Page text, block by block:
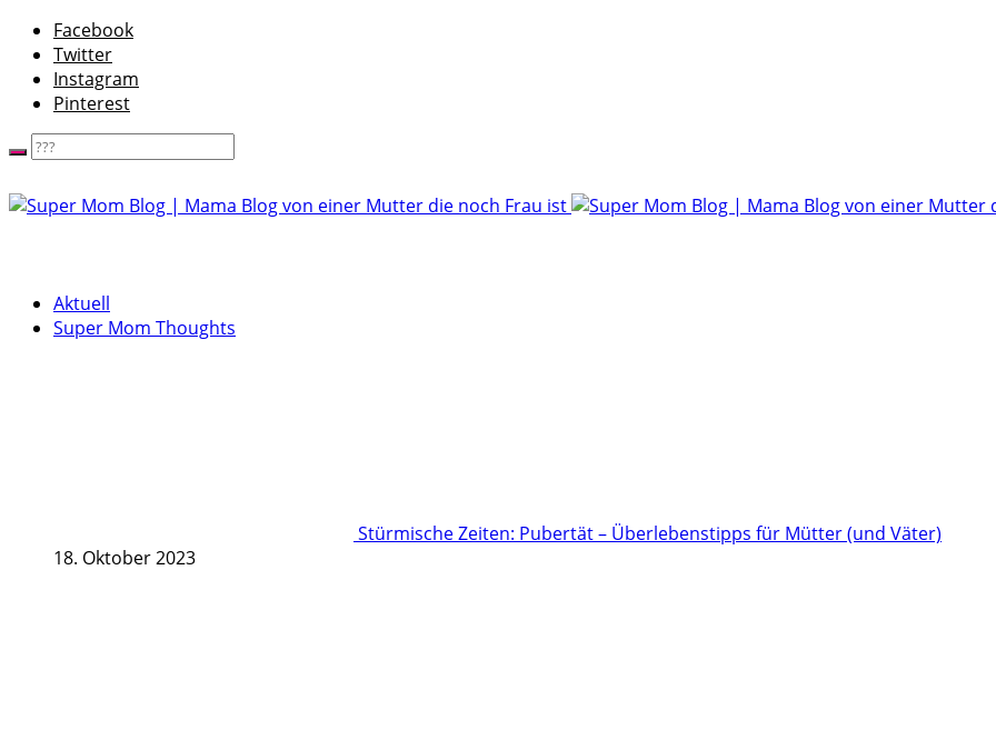
Facebook
Twitter
Instagram
Pinterest
Aktuell
Super Mom Thoughts
Stürmische Zeiten: Pubertät – Überlebenstipps für Mütter (und Väter)
18. Oktober 2023